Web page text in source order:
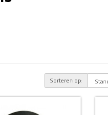
Sorteren op: